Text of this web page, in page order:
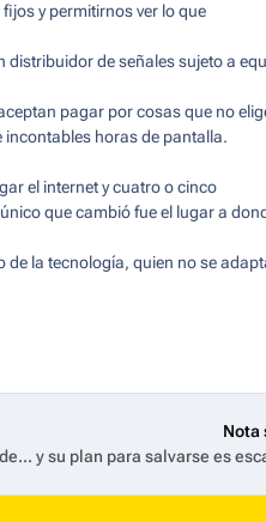
y permitirnos ver lo que
de señales sujeto a
pagar por cosas que no
incontables horas de pantalla.
el internet y cuatro o cinco
que cambió fue el lugar a
de la tecnología, quien no se
Nota
y su plan para salvarse es